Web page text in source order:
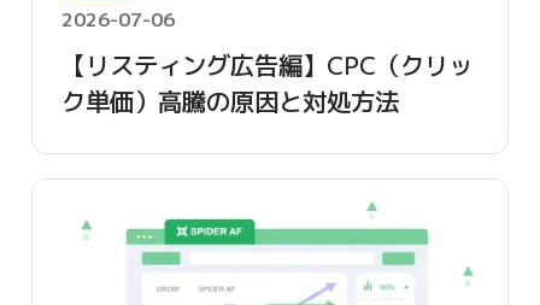
2026-07-06
【リスティング広告編】CPC（クリッ
ク単価）高騰の原因と対処方法